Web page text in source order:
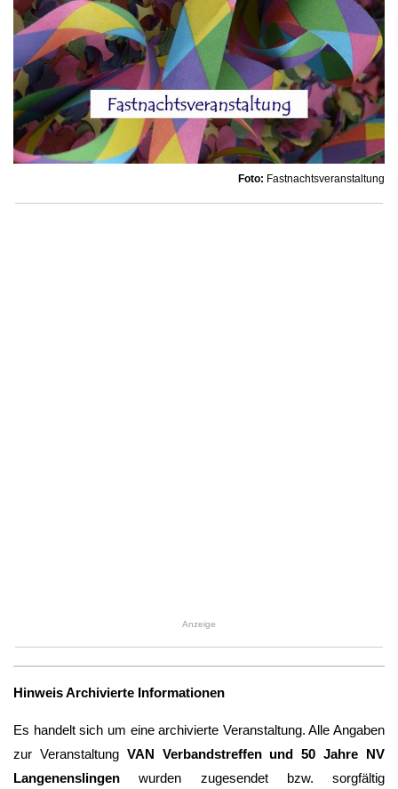
Foto: Fastnachtsveranstaltung
Anzeige
Hinweis Archivierte Informationen
Es handelt sich um eine archivierte Veranstaltung. Alle Angaben
zur Veranstaltung VAN Verbandstreffen und 50 Jahre NV
Langenenslingen wurden zugesendet bzw. sorgfältig